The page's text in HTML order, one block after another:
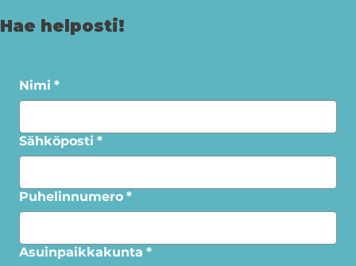
Hae helposti!
Nimi *
Sähköposti *
Puhelinnumero *
Asuinpaikkakunta *